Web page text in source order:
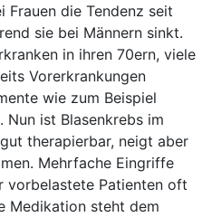
Frauen die Tendenz seit
sie bei Männern sinkt.
in ihren 70ern, viele
Vorerkrankungen
wie zum Beispiel
Nun ist Blasenkrebs im
therapierbar, neigt aber
Mehrfache Eingriffe
vorbelastete Patienten oft
Medikation steht dem